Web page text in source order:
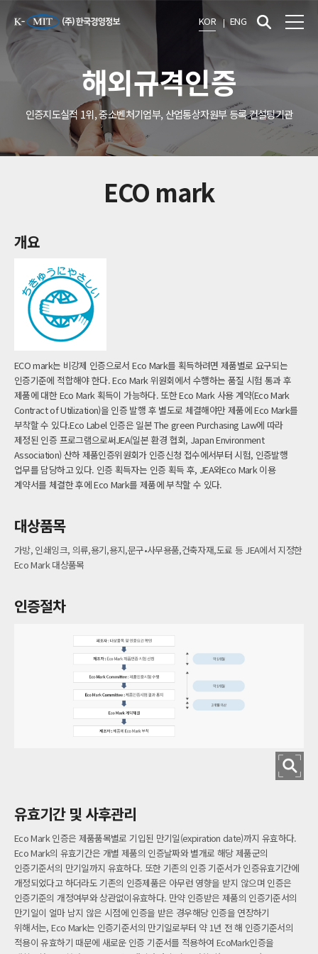
KOR ENG
해외규격인증
인증지도실적 1위, 중소벤처기업부, 산업통상자원부 등록 컨설팅기관
ECO mark
개요
ECO mark는 비강제 인증으로서 Eco Mark를 획득하려면 제품별로 요구되는
인증기준에 적합해야 한다. Eco Mark 위원회에서 수행하는 품질 시험 통과 후
제품에 대한 Eco Mark 획득이 가능하다. 또한 Eco Mark 사용 계약(Eco Mark
Contract of Utilization)을 인증 발행 후 별도로 체결해야만 제품에 Eco Mark를
부착할 수 있다.Eco Label 인증은 일본 The green Purchasing Law에 따라
제정된 인증 프로그램으로써JEA(일본 환경 협회, Japan Environment
Association) 산하 제품인증위원회가 인증신청 접수에서부터 시험, 인증발행
업무를 담당하고 있다. 인증 획득자는 인증 획득 후, JEA와Eco Mark 이용
계약서를 체결한 후에 Eco Mark를 제품에 부착할 수 있다.
대상품목
가방, 인쇄잉크, 의류,용기,용지,문구•사무용품,건축자재,도료 등 JEA에서 지정한
Eco Mark 대상품목
인증절차
유효기간 및 사후관리
Eco Mark 인증은 제품품목별로 기입된 만기일(expiration date)까지 유효하다.
Eco Mark의 유효기간은 개별 제품의 인증날짜와 별개로 해당 제품군의
인증기준서의 만기일까지 유효하다. 또한 기존의 인증 기준서가 인증유효기간에
개정되었다고 하더라도 기존의 인증제품은 아무런 영향을 받지 않으며 인증은
인증기준의 개정여부와 상관없이유효하다. 만약 인증받은 제품의 인증기준서의
만기일이 얼마 남지 않은 시점에 인증을 받은 경우해당 인증을 연장하기
위해서는, Eco Mark는 인증기준서의 만기일로부터 약 1년 전 해 인증기준서의
적용이 유효하기 때문에 새로운 인증 기준서를 적용하여 EcoMark인증을